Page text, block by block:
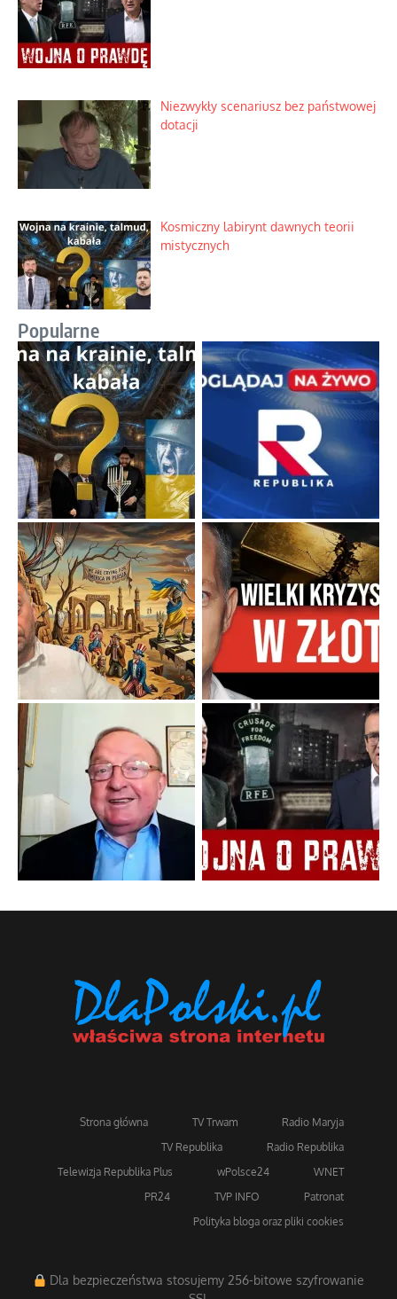
Niezwykły scenariusz bez państwowej
dotacji
Kosmiczny labirynt dawnych teorii
mistycznych
Popularne
Strona główna TV Trwam
Radio Maryja
TV Republika
Radio Republika
Telewizja Republika Plus
wPolsce24
WNET
PR24
TVP INFO
Patronat
Polityka bloga oraz pliki cookies
Dla bezpieczeństwa stosujemy 256-bitowe szyfrowanie